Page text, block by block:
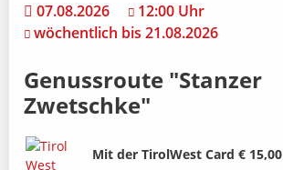
07.08.2026
12:00 Uhr
wöchentlich bis 21.08.2026
Genussroute "Stanzer
Zwetschke"
Bild
Beschreibung
Mit der TirolWest Card € 15,00